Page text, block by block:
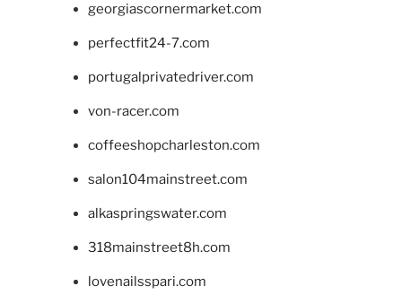
georgiascornermarket.com
perfectfit24-7.com
portugalprivatedriver.com
von-racer.com
coffeeshopcharleston.com
salon104mainstreet.com
alkaspringswater.com
318mainstreet8h.com
lovenailsspari.com